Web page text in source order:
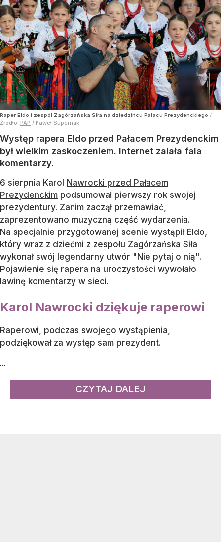
Raper Eldo i zespół Zagórzańska Siła na dziedzińcu Pałacu Prezydenckiego /
Źródło: PAP / Paweł Supernak
Występ rapera Eldo przed Pałacem Prezydenckim
był wielkim zaskoczeniem. Internet zalała fala
komentarzy.
6 sierpnia Karol Nawrocki przed Pałacem
Prezydenckim podsumował pierwszy rok swojej
prezydentury. Zanim zaczął przemawiać,
zaprezentowano muzyczną część wydarzenia.
Na specjalnie przygotowanej scenie wystąpił Eldo,
który wraz z dziećmi z zespołu Zagórzańska Siła
wykonał swój legendarny utwór "Nie pytaj o nią".
Pojawienie się rapera na uroczystości wywołało
lawinę komentarzy w sieci.
Karol Nawrocki dziękuje raperowi
Raperowi, podczas swojego wystąpienia,
podziękował za występ sam prezydent.
...
CZYTAJ DALEJ